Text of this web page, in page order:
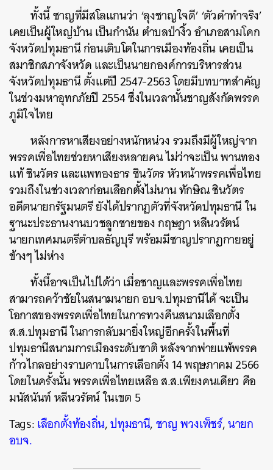
ทั้งนี้ ชาญที่มีสโลแกนว่า ‘ลุงชาญใจดี’ ‘ตัวดำทำจริง’
เคยเป็นผู้ใหญ่บ้าน เป็นกำนัน ตำบลป่างิ้ว อำเภอสามโคก
จังหวัดปทุมธานี ก่อนเติบโตในการเมืองท้องถิ่น เคยเป็น
สมาชิกสภาจังหวัด และเป็นนายกองค์การบริหารส่วน
จังหวัดปทุมธานี ตั้งแต่ปี 2547-2563 โดยมีบทบาทสำคัญ
ในช่วงมหาอุทกภัยปี 2554 ซึ่งในเวลานั้นชาญสังกัดพรรค
ภูมิใจไทย
หลังการหาเสียงอย่างหนักหน่วง รวมถึงมีผู้ใหญ่จาก
พรรคเพื่อไทยช่วยหาเสียงหลายคน ไม่ว่าจะเป็น พานทอง
แท้ ชินวัตร และแพทองธาร ชินวัตร หัวหน้าพรรคเพื่อไทย
รวมถึงในช่วงเวลาก่อนเลือกตั้งไม่นาน ทักษิณ ชินวัตร
อดีตนายกรัฐมนตรี ยังได้ปรากฏตัวที่จังหวัดปทุมธานี ใน
ฐานะประธานงานบวชลูกชายของ กฤษฎา หลีนวรัตน์
นายกเทศมนตรีตำบลธัญบุรี พร้อมมีชาญปรากฏกายอยู่
ข้างๆ ไม่ห่าง
ทั้งนี้อาจเป็นไปได้ว่า เมื่อชาญและพรรคเพื่อไทย
สามารถคว้าชัยในสนามนายก อบจ.ปทุมธานีได้ จะเป็น
โอกาสของพรรคเพื่อไทยในการทวงคืนสนามเลือกตั้ง
ส.ส.ปทุมธานี ในการกลับมายิ่งใหญ่อีกครั้งในพื้นที่
ปทุมธานีสนามการเมืองระดับชาติ หลังจากพ่ายแพ้พรรค
ก้าวไกลอย่างราบคาบในการเลือกตั้ง 14 พฤษภาคม 2566
โดยในครั้งนั้น พรรคเพื่อไทยเหลือ ส.ส.เพียงคนเดียว คือ
มนัสนันท์ หลีนวรัตน์ ในเขต 5
Tags:เลือกตั้งท้องถิ่น,ปทุมธานี,ชาญ พวงเพ็ชร์,นายก
อบจ.
ค้นหา
SHARE TWEET LINE EMAIL